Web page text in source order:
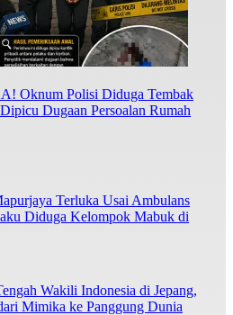
Oknum Polisi Diduga Tembak
Dugaan Persoalan Rumah
Terluka Usai Ambulans
Diduga Kelompok Mabuk di
Wakili Indonesia di Jepang,
Mimika ke Panggung Dunia